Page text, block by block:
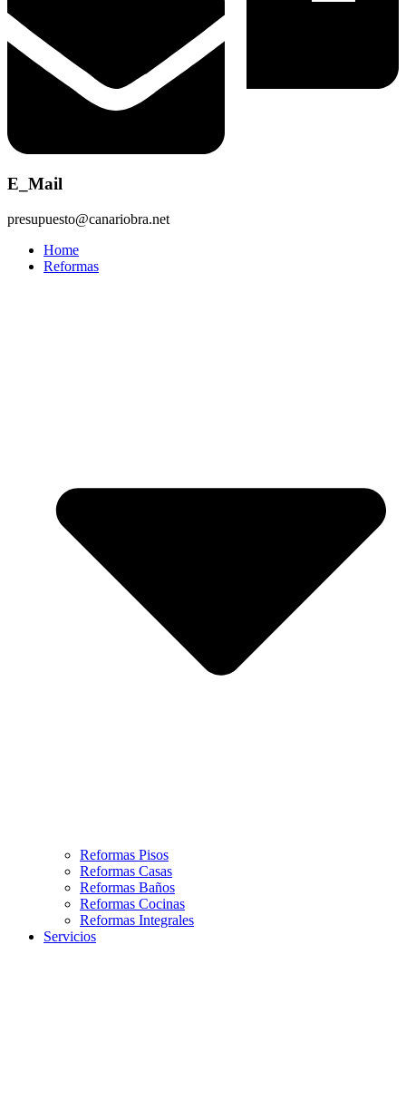
E_Mail
presupuesto@canariobra.net
Home
Reformas
Reformas Pisos
Reformas Casas
Reformas Baños
Reformas Cocinas
Reformas Integrales
Servicios